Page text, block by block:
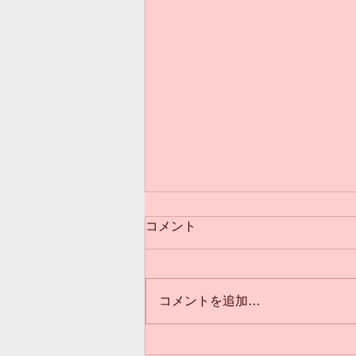
コメント
コメントを追加…